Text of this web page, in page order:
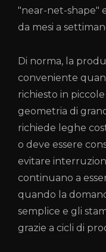
"near-net-shape"
da mesi a
Di norma, la
conveniente
richiesto in
geometria di
richiede leghe
o deve essere
evitare
continuano a
quando la
semplice e gli
grazie a cicli di